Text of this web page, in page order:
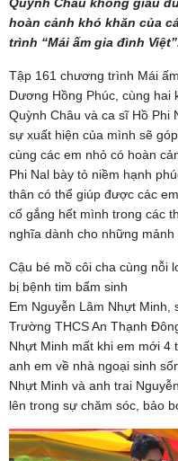
hoàn cảnh khó khăn của
trình “Mái ấm gia đình
Tập 161 chương trình Mái
Dương Hồng Phúc, cùng hai
Quỳnh Châu và ca sĩ Hồ Phi
sự xuất hiện của mình sẽ
cùng các em nhỏ có hoàn
Phi Nal bày tỏ niềm hạnh
thân có thể giúp được các
cố gắng hết mình trong các
nghĩa dành cho những mảnh
Cậu bé mồ côi cha cùng nỗi
bị bệnh tim bẩm sinh
Em Nguyễn Lâm Nhựt Minh,
Trường THCS An Thạnh
Nhựt Minh mất khi em mới 4
anh em về nhà ngoại sinh
Nhựt Minh và anh trai
lên trong sự chăm sóc, bảo